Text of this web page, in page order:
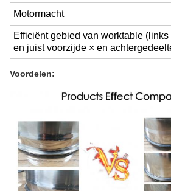
Motormacht
Efficiënt gebied van worktable (links
en juist voorzijde × en
Voordelen: